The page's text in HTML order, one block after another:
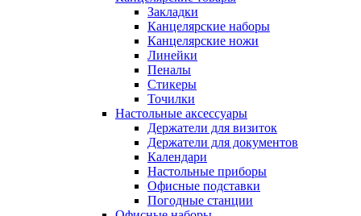
Закладки
Канцелярские наборы
Канцелярские ножи
Линейки
Пеналы
Стикеры
Точилки
Настольные аксессуары
Держатели для визиток
Держатели для документов
Календари
Настольные приборы
Офисные подставки
Погодные станции